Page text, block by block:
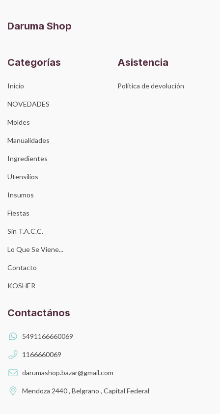
Daruma Shop
Categorías
Inicio
NOVEDADES
Moldes
Manualidades
Ingredientes
Utensilios
Insumos
Fiestas
Sin T.A.C.C.
Lo Que Se Viene...
Contacto
KOSHER
Asistencia
Política de devolución
Contactános
5491166660069
1166660069
darumashop.bazar@gmail.com
Mendoza 2440 , Belgrano , Capital Federal